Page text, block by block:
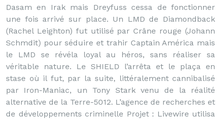
Dasam en Irak mais Dreyfuss cessa de fonctionner
une fois arrivé sur place. Un LMD de Diamondback
(Rachel Leighton) fut utilisé par Crâne rouge (Johann
Schmdit) pour séduire et trahir Captain América mais
le LMD se révéla loyal au héros, sans réaliser sa
véritable nature. Le SHIELD l’arrêta et le plaça en
stase où il fut, par la suite, littéralement cannibalisé
par Iron-Maniac, un Tony Stark venu de la réalité
alternative de la Terre-5012. L’agence de recherches et
de développements criminelle Projet : Livewire utilisa